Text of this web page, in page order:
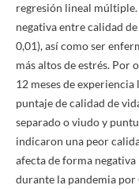
regresión lineal múltiple.
negativa entre calidad
0,01), así como ser
más altos de estrés. Por
12 meses de
puntaje de calidad de
separado o viudo y
indicaron una peor
afecta de forma
durante la pandemia por